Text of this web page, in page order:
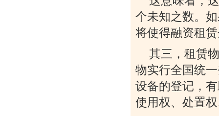
个未知之数。
将使得融资租
其三，租赁
物实行全国统
设备的登记，
使用权、处置